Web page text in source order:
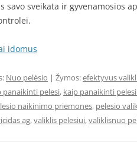
savo sveikata ir gyvenamosios
idomus
Nuo pelėsio | Žymos:efektyvus
panaikinti pelesi, kaip panaikinti
naikinimo priemones, pelesio
ag,valiklis pelesiui,valiklisnuo